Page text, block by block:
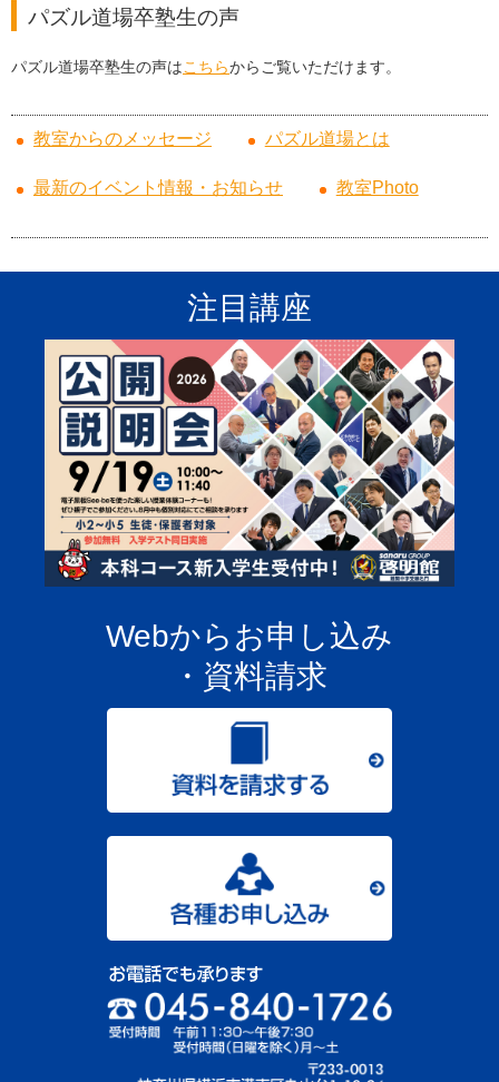
パズル道場卒塾生の声
パズル道場卒塾生の声はこちらからご覧いただけます。
教室からのメッセージ パズル道場とは
最新のイベント情報・お知らせ 教室Photo
注目講座
Webからお申し込み
・資料請求